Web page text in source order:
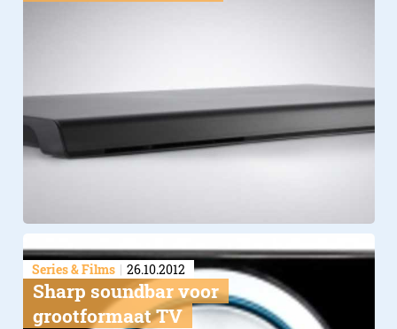
Series & Films 26.10.2012
Sharp soundbar voor
grootformaat TV